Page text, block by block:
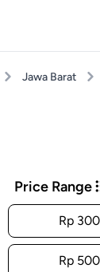
Jawa Barat
Price Range
Rp
Rp